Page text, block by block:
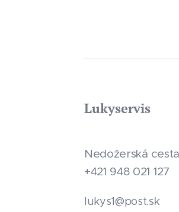
Lukyservis
Nedožerská
+421 948 021 127
lukys1@post.sk